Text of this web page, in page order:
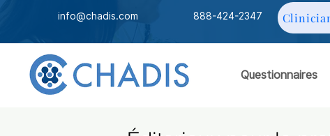
info@chadis.com 888-424-2347
Questionnaires